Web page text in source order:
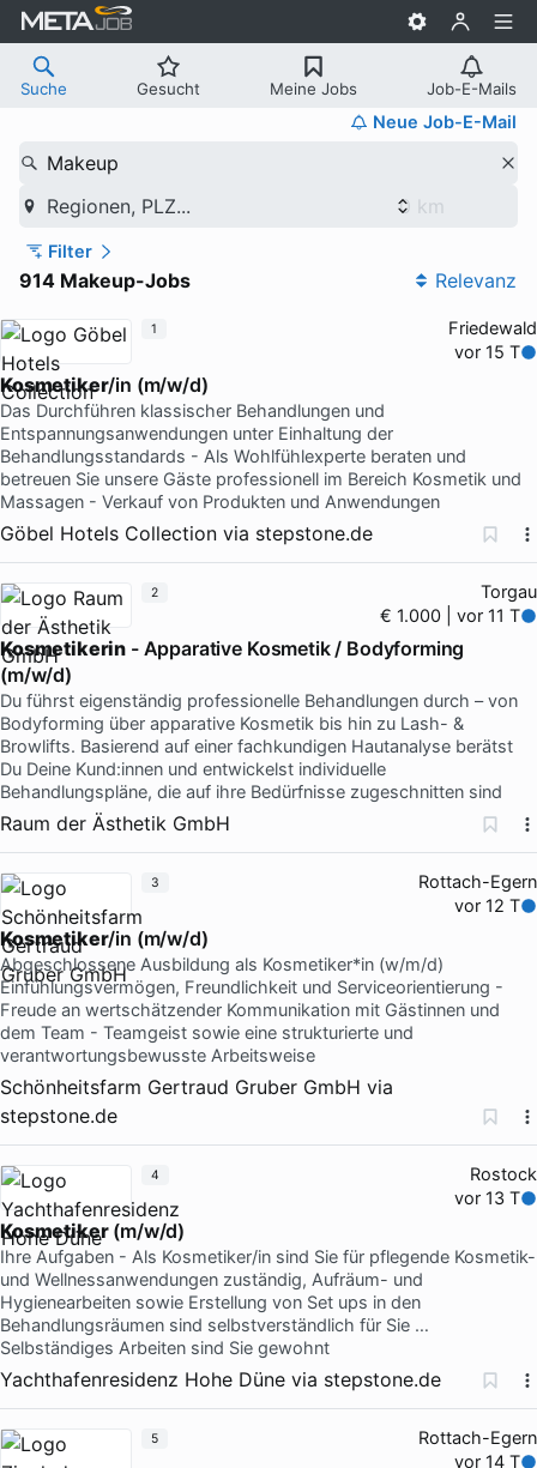
Suche Gesucht Meine Jobs Job-E-Mails
Neue Job-E-Mail
Makeup
Regionen, PLZ...
Filter
914 Makeup-Jobs Relevanz
Friedewald
vor 15 T
Kosmetiker/in (m/w/d)
Das Durchführen klassischer Behandlungen und
Entspannungsanwendungen unter Einhaltung der
Behandlungsstandards - Als Wohlfühlexperte beraten und
betreuen Sie unsere Gäste professionell im Bereich Kosmetik und
Massagen - Verkauf von Produkten und Anwendungen
Göbel Hotels Collection via stepstone.de
1
Torgau
€ 1.000 | vor 11 T
Kosmetikerin - Apparative Kosmetik / Bodyforming
(m/w/d)
Du führst eigenständig professionelle Behandlungen durch – von
Bodyforming über apparative Kosmetik bis hin zu Lash- &
Browlifts. Basierend auf einer fachkundigen Hautanalyse berätst
Du Deine Kund:innen und entwickelst individuelle
Behandlungspläne, die auf ihre Bedürfnisse zugeschnitten sind
Raum der Ästhetik GmbH
2
Rottach-Egern
vor 12 T
Kosmetiker/in (m/w/d)
Abgeschlossene Ausbildung als Kosmetiker*in (w/m/d)
Einfühlungsvermögen, Freundlichkeit und Serviceorientierung -
Freude an wertschätzender Kommunikation mit Gästinnen und
dem Team - Teamgeist sowie eine strukturierte und
verantwortungsbewusste Arbeitsweise
Schönheitsfarm Gertraud Gruber GmbH via
stepstone.de
3
Rostock
vor 13 T
Kosmetiker(m/w/d)
Ihre Aufgaben - Als Kosmetiker/in sind Sie für pflegende Kosmetik-
und Wellnessanwendungen zuständig, Aufräum- und
Hygienearbeiten sowie Erstellung von Set ups in den
Behandlungsräumen sind selbstverständlich für Sie …
Selbständiges Arbeiten sind Sie gewohnt
Yachthafenresidenz Hohe Düne via stepstone.de
4
Rottach-Egern
vor 14 T
5